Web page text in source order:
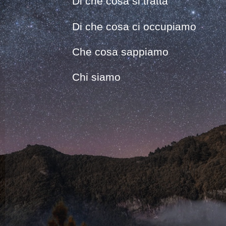
25Di che cosa ci occupiamo
Che cosa sappiamo
Chi siamo